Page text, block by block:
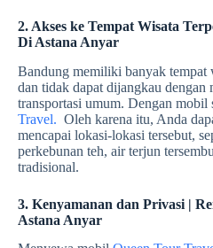
2. Akses ke Tempat Wisata
Di Astana Anyar
Bandung memiliki banyak tempat
dan tidak dapat dijangkau dengan
transportasi umum. Dengan mobil
Travel. Oleh karena itu, Anda
mencapai lokasi-lokasi tersebut,
perkebunan teh, air terjun
tradisional.
3. Kenyamanan dan Privasi |
Astana Anyar